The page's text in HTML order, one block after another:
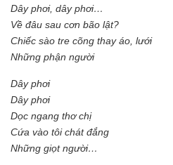
Dây phơi, dây phơi…
Về đâu sau cơn bão lật?
Chiếc sào tre cõng thay áo, lưới
Những phận người
Dây phơi
Dây phơi
Dọc ngang thơ chị
Cứa vào tôi chát đắng
Những giọt người…